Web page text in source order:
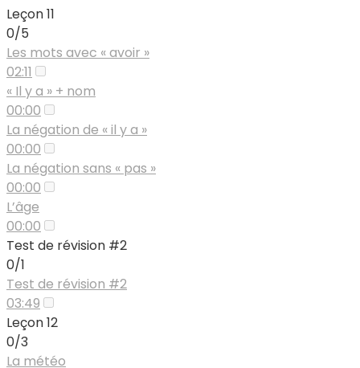
Leçon 11
0/5
Les mots avec « avoir »
02:11
« Il y a » + nom
00:00
La négation de « il y a »
00:00
La négation sans « pas »
00:00
L’âge
00:00
Test de révision #2
0/1
Test de révision #2
03:49
Leçon 12
0/3
La météo